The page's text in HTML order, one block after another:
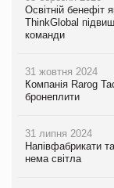
Освітній бенефіт
ThinkGlobal
команди
31 жовтня 2024
Компанія Rarog
бронеплити
31 липня 2024
Напівфабрикати
нема світла